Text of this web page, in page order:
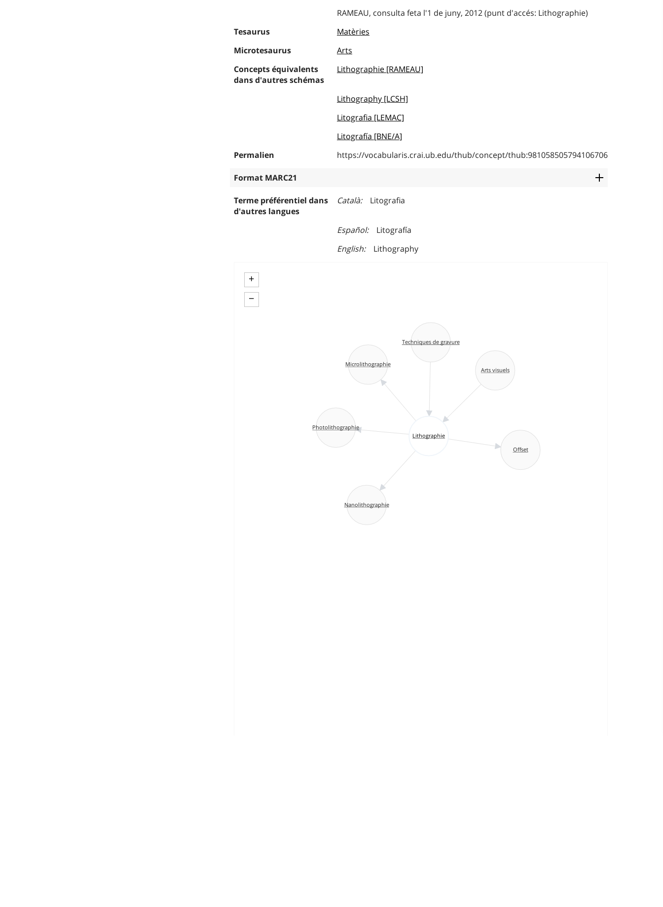
RAMEAU, consulta feta l'1 de juny, 2012 (punt d'accés: Lithographie)
Tesaurus
Matèries
Microtesaurus
Arts
Concepts équivalents
dans d'autres schémas
Lithographie [RAMEAU]
Lithography [LCSH]
Litografia [LEMAC]
Litografía [BNE/A]
Permalien
https://vocabularis.crai.ub.edu/thub/concept/thub:981058505794106706
Format MARC21
Terme préférentiel dans
d'autres langues
Català Litografia
Español
Litografía
English
Lithography
+
−
Microlithographie
Lithographie
Techniques de gravure
Arts visuels
Photolithographie
Offset
Nanolithographie